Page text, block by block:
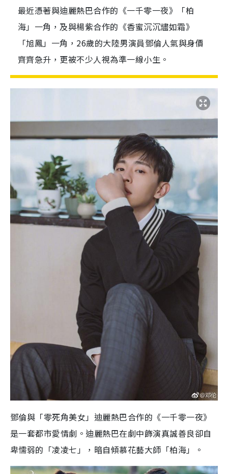
最近憑著與迪麗熱巴合作的《一千零一夜》「柏
海」一角，及與楊紫合作的《香蜜沉沉燼如霜》
「旭鳳」一角，26歲的大陸男演員鄧倫人氣與身價
齊齊急升，更被不少人視為準一線小生。
鄧倫與「零死角美女」迪麗熱巴合作的《一千零一夜》
是一套都市愛情劇。迪麗熱巴在劇中飾演真誠善良卻自
卑懦弱的「凌凌七」，暗自傾慕花藝大師「柏海」。